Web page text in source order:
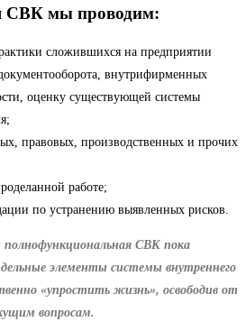
СВК мы проводим:
сложившихся на предприятии
внутрифирменных
оценку существующей системы
правовых, производственных и прочих
работе;
по устранению выявленных рисков.
полнофункциональная СВК пока
элементы системы внутреннего
«упростить жизнь», освободив от
вопросам.